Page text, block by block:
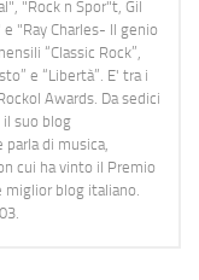
"Rock n Spor"t, Gil
"Ray Charles- Il genio
“Classic Rock”,
e “Libertà”. E' tra i
Awards. Da sedici
suo blog
di musica,
cui ha vinto il Premio
blog italiano.